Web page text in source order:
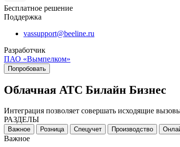
Бесплатное решение
Поддержка
vassupport@beeline.ru
Разработчик
ПАО «Вымпелком»
Попробовать
Облачная АТС Билайн Бизнес
Интеграция позволяет совершать исходящие
РАЗДЕЛЫ
Важное Розница Спецучет Производство
Важное